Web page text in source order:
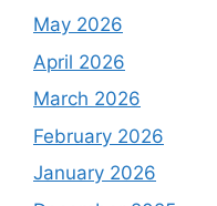
May 2026
April 2026
March 2026
February 2026
January 2026